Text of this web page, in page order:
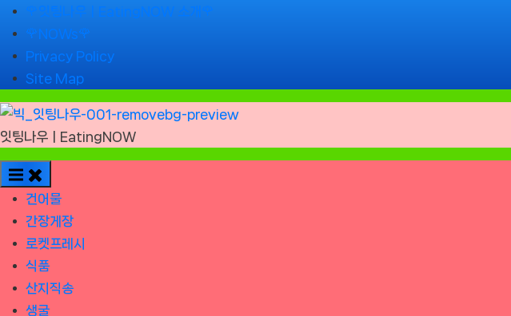
Skip
to
content
🌹잇팅나우ㅣEatingNOW 소개🌹
🌹NOWs🌹
Privacy Policy
Site Map
잇팅나우ㅣEatingNOW
건어물
간장게장
로켓프레시
식품
산지직송
생굴